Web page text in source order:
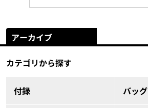
アーカイブ
カテゴリから探す
付録 バッグ